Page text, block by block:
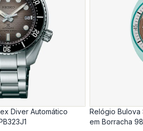
Diver Automático
Relógio Bulova
em Borracha